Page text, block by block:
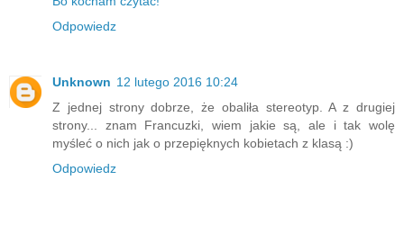
Odpowiedz
Unknown 12 lutego 2016 10:24
Z jednej strony dobrze, że obaliła stereotyp. A z drugiej
strony... znam Francuzki, wiem jakie są, ale i tak wolę
myśleć o nich jak o przepięknych kobietach z klasą :)
Odpowiedz